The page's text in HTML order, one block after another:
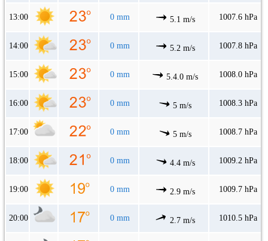
13:00 0 mm 5.1 m/s 1007.6 hPa
14:00 0 mm 5.2 m/s 1007.8 hPa
15:00 0 mm 5.4.0 m/s 1008.0 hPa
16:00 0 mm 5 m/s 1008.3 hPa
17:00 0 mm 5 m/s 1008.7 hPa
18:00 0 mm 4.4 m/s 1009.2 hPa
19:00 0 mm 2.9 m/s 1009.7 hPa
20:00 0 mm 2.7 m/s 1010.5 hPa